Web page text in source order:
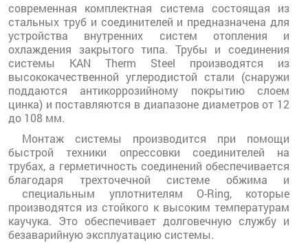
современная комплектная система состоящая из
стальных труб и соединителей и предназначена для
устройства внутренних систем отопления и
охлаждения закрытого типа. Трубы и соединения
системы KAN Therm Steel производятся из
высококачественной углеродистой стали (снаружи
поддаются антикоррозийному покрытию слоем
цинка) и поставляются в диапазоне диаметров от 12
до 108 мм.
Монтаж системы производится при помощи
быстрой техники опрессовки соединителей на
трубах, а герметичность соединений обеспечивается
благодаря трехточечной системе обжима и
специальным уплотнителям O-Ring, которые
производятся из стойкого к высоким температурам
каучука. Это обеспечивает долговечную службу и
безаварийную эксплуатацию системы.